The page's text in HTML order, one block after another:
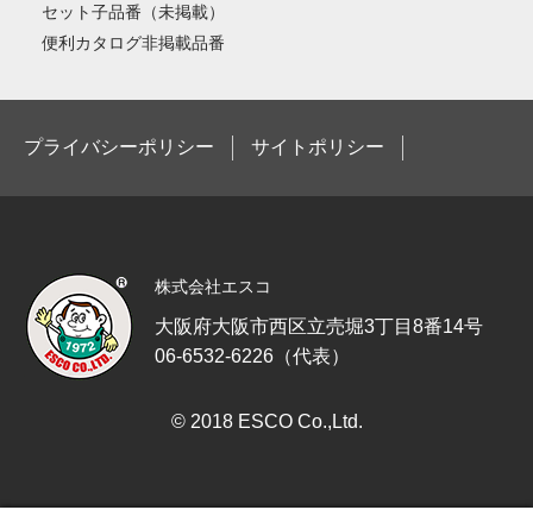
セット子品番（未掲載）
便利カタログ非掲載品番
プライバシーポリシー サイトポリシー
株式会社エスコ
大阪府大阪市西区立売堀3丁目8番14号
06-6532-6226（代表）
© 2018 ESCO Co.,Ltd.